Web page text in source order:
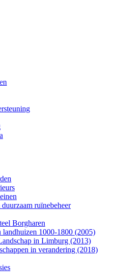
ruïnebeheer
Borgharen
landhuizen 1000-1800 (2005)
in Limburg (2013)
in verandering (2018)